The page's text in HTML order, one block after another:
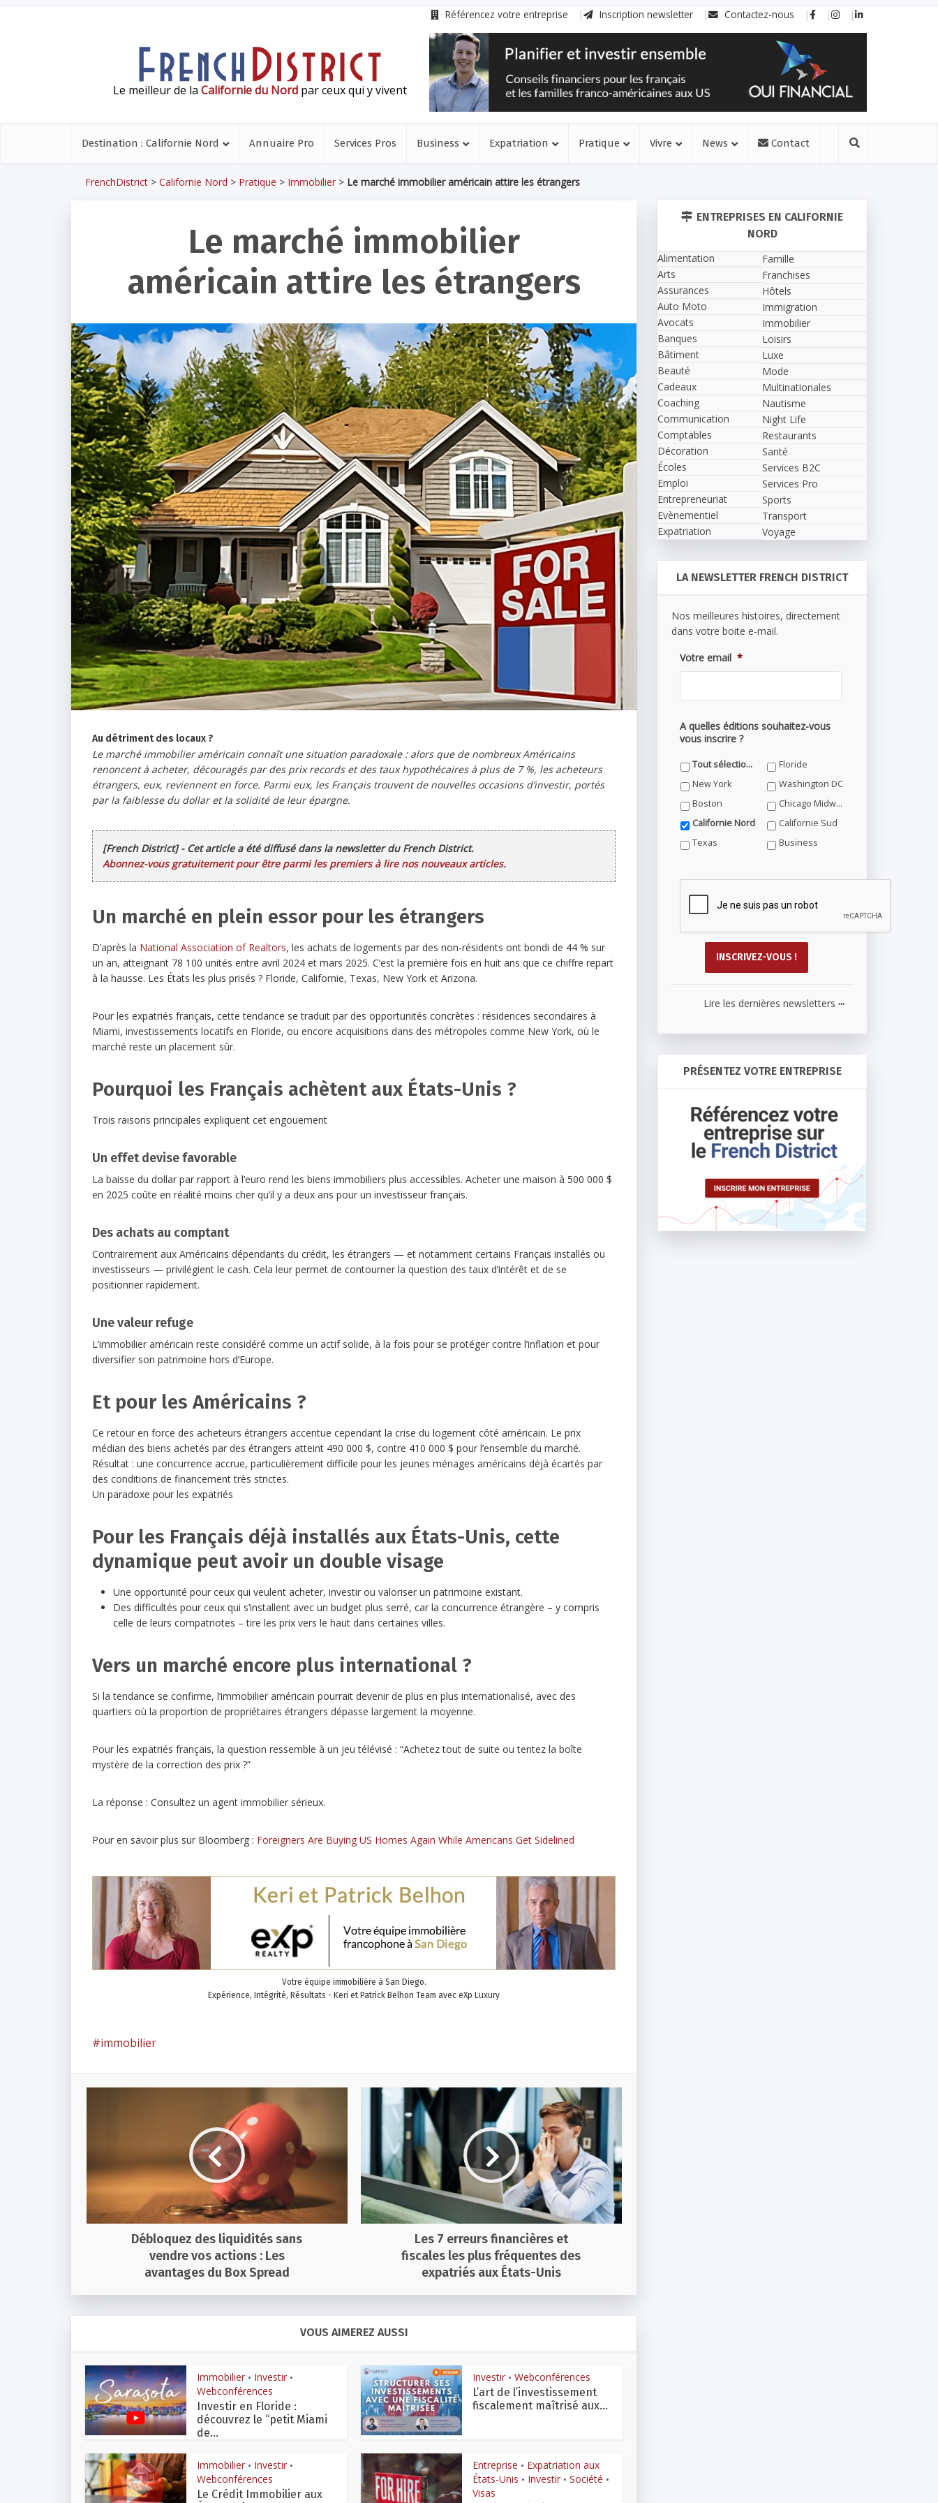
Référencez votre entreprise Inscription newsletter Contactez-nous
Le meilleur de la Californie du Nord par ceux qui y vivent
Destination : Californie Nord Annuaire Pro Services Pros Business Expatriation Pratique Vivre News Contact
FrenchDistrict > Californie Nord > Pratique > Immobilier > Le marché immobilier américain attire les étrangers
Le marché immobilier
américain attire les étrangers
Au détriment des locaux ?
Le marché immobilier américain connaît une situation paradoxale : alors que de nombreux Américains
renoncent à acheter, découragés par des prix records et des taux hypothécaires à plus de 7 %, les acheteurs
étrangers, eux, reviennent en force. Parmi eux, les Français trouvent de nouvelles occasions d’investir, portés
par la faiblesse du dollar et la solidité de leur épargne.
[French District] - Cet article a été diffusé dans la newsletter du French District.
Abonnez-vous gratuitement pour être parmi les premiers à lire nos nouveaux articles.
Un marché en plein essor pour les étrangers
D’après la National Association of Realtors, les achats de logements par des non-résidents ont bondi de 44 % sur
un an, atteignant 78 100 unités entre avril 2024 et mars 2025. C’est la première fois en huit ans que ce chiffre repart
à la hausse. Les États les plus prisés ? Floride, Californie, Texas, New York et Arizona.
Pour les expatriés français, cette tendance se traduit par des opportunités concrètes : résidences secondaires à
Miami, investissements locatifs en Floride, ou encore acquisitions dans des métropoles comme New York, où le
marché reste un placement sûr.
Pourquoi les Français achètent aux États-Unis ?
Trois raisons principales expliquent cet engouement
Un effet devise favorable
La baisse du dollar par rapport à l’euro rend les biens immobiliers plus accessibles. Acheter une maison à 500 000 $
en 2025 coûte en réalité moins cher qu’il y a deux ans pour un investisseur français.
Des achats au comptant
Contrairement aux Américains dépendants du crédit, les étrangers — et notamment certains Français installés ou
investisseurs — privilégient le cash. Cela leur permet de contourner la question des taux d’intérêt et de se
positionner rapidement.
Une valeur refuge
L’immobilier américain reste considéré comme un actif solide, à la fois pour se protéger contre l’inflation et pour
diversifier son patrimoine hors d’Europe.
Et pour les Américains ?
Ce retour en force des acheteurs étrangers accentue cependant la crise du logement côté américain. Le prix
médian des biens achetés par des étrangers atteint 490 000 $, contre 410 000 $ pour l’ensemble du marché.
Résultat : une concurrence accrue, particulièrement difficile pour les jeunes ménages américains déjà écartés par
des conditions de financement très strictes.
Un paradoxe pour les expatriés
Pour les Français déjà installés aux États-Unis, cette
dynamique peut avoir un double visage
Une opportunité pour ceux qui veulent acheter, investir ou valoriser un patrimoine existant.
Des difficultés pour ceux qui s’installent avec un budget plus serré, car la concurrence étrangère – y compris
celle de leurs compatriotes – tire les prix vers le haut dans certaines villes.
Vers un marché encore plus international ?
Si la tendance se confirme, l’immobilier américain pourrait devenir de plus en plus internationalisé, avec des
quartiers où la proportion de propriétaires étrangers dépasse largement la moyenne.
Pour les expatriés français, la question ressemble à un jeu télévisé : “Achetez tout de suite ou tentez la boîte
mystère de la correction des prix ?”
La réponse : Consultez un agent immobilier sérieux.
Pour en savoir plus sur Bloomberg : Foreigners Are Buying US Homes Again While Americans Get Sidelined
Votre équipe immobilière à San Diego.
Expérience, Intégrité, Résultats - Keri et Patrick Belhon Team avec eXp Luxury
immobilier
Débloquez des liquidités sans
vendre vos actions : Les
avantages du Box Spread
Les 7 erreurs financières et
fiscales les plus fréquentes des
expatriés aux États-Unis
VOUS AIMEREZ AUSSI
Immobilier • Investir •
Webconférences
Investir en Floride :
découvrez le “petit Miami
de...
Investir • Webconférences
L’art de l’investissement
fiscalement maîtrisé aux...
Immobilier • Investir •
Webconférences
Le Crédit Immobilier aux
Entreprise • Expatriation aux
États-Unis • Investir • Société •
Visas
ENTREPRISES EN CALIFORNIE
NORD
Alimentation
Arts
Assurances
Auto Moto
Avocats
Banques
Bâtiment
Beauté
Cadeaux
Coaching
Communication
Comptables
Décoration
Écoles
Emploi
Entrepreneuriat
Evènementiel
Expatriation
Famille
Franchises
Hôtels
Immigration
Immobilier
Loisirs
Luxe
Mode
Multinationales
Nautisme
Night Life
Restaurants
Santé
Services B2C
Services Pro
Sports
Transport
Voyage
LA NEWSLETTER FRENCH DISTRICT
Nos meilleures histoires, directement
dans votre boite e-mail.
Votre email *
A quelles éditions souhaitez-vous
vous inscrire ?
Tout sélectionner
Floride
New York
Washington DC
Boston
Chicago Midwest
Californie Nord
Californie Sud
Texas
Business
Lire les dernières newsletters ...
PRÉSENTEZ VOTRE ENTREPRISE